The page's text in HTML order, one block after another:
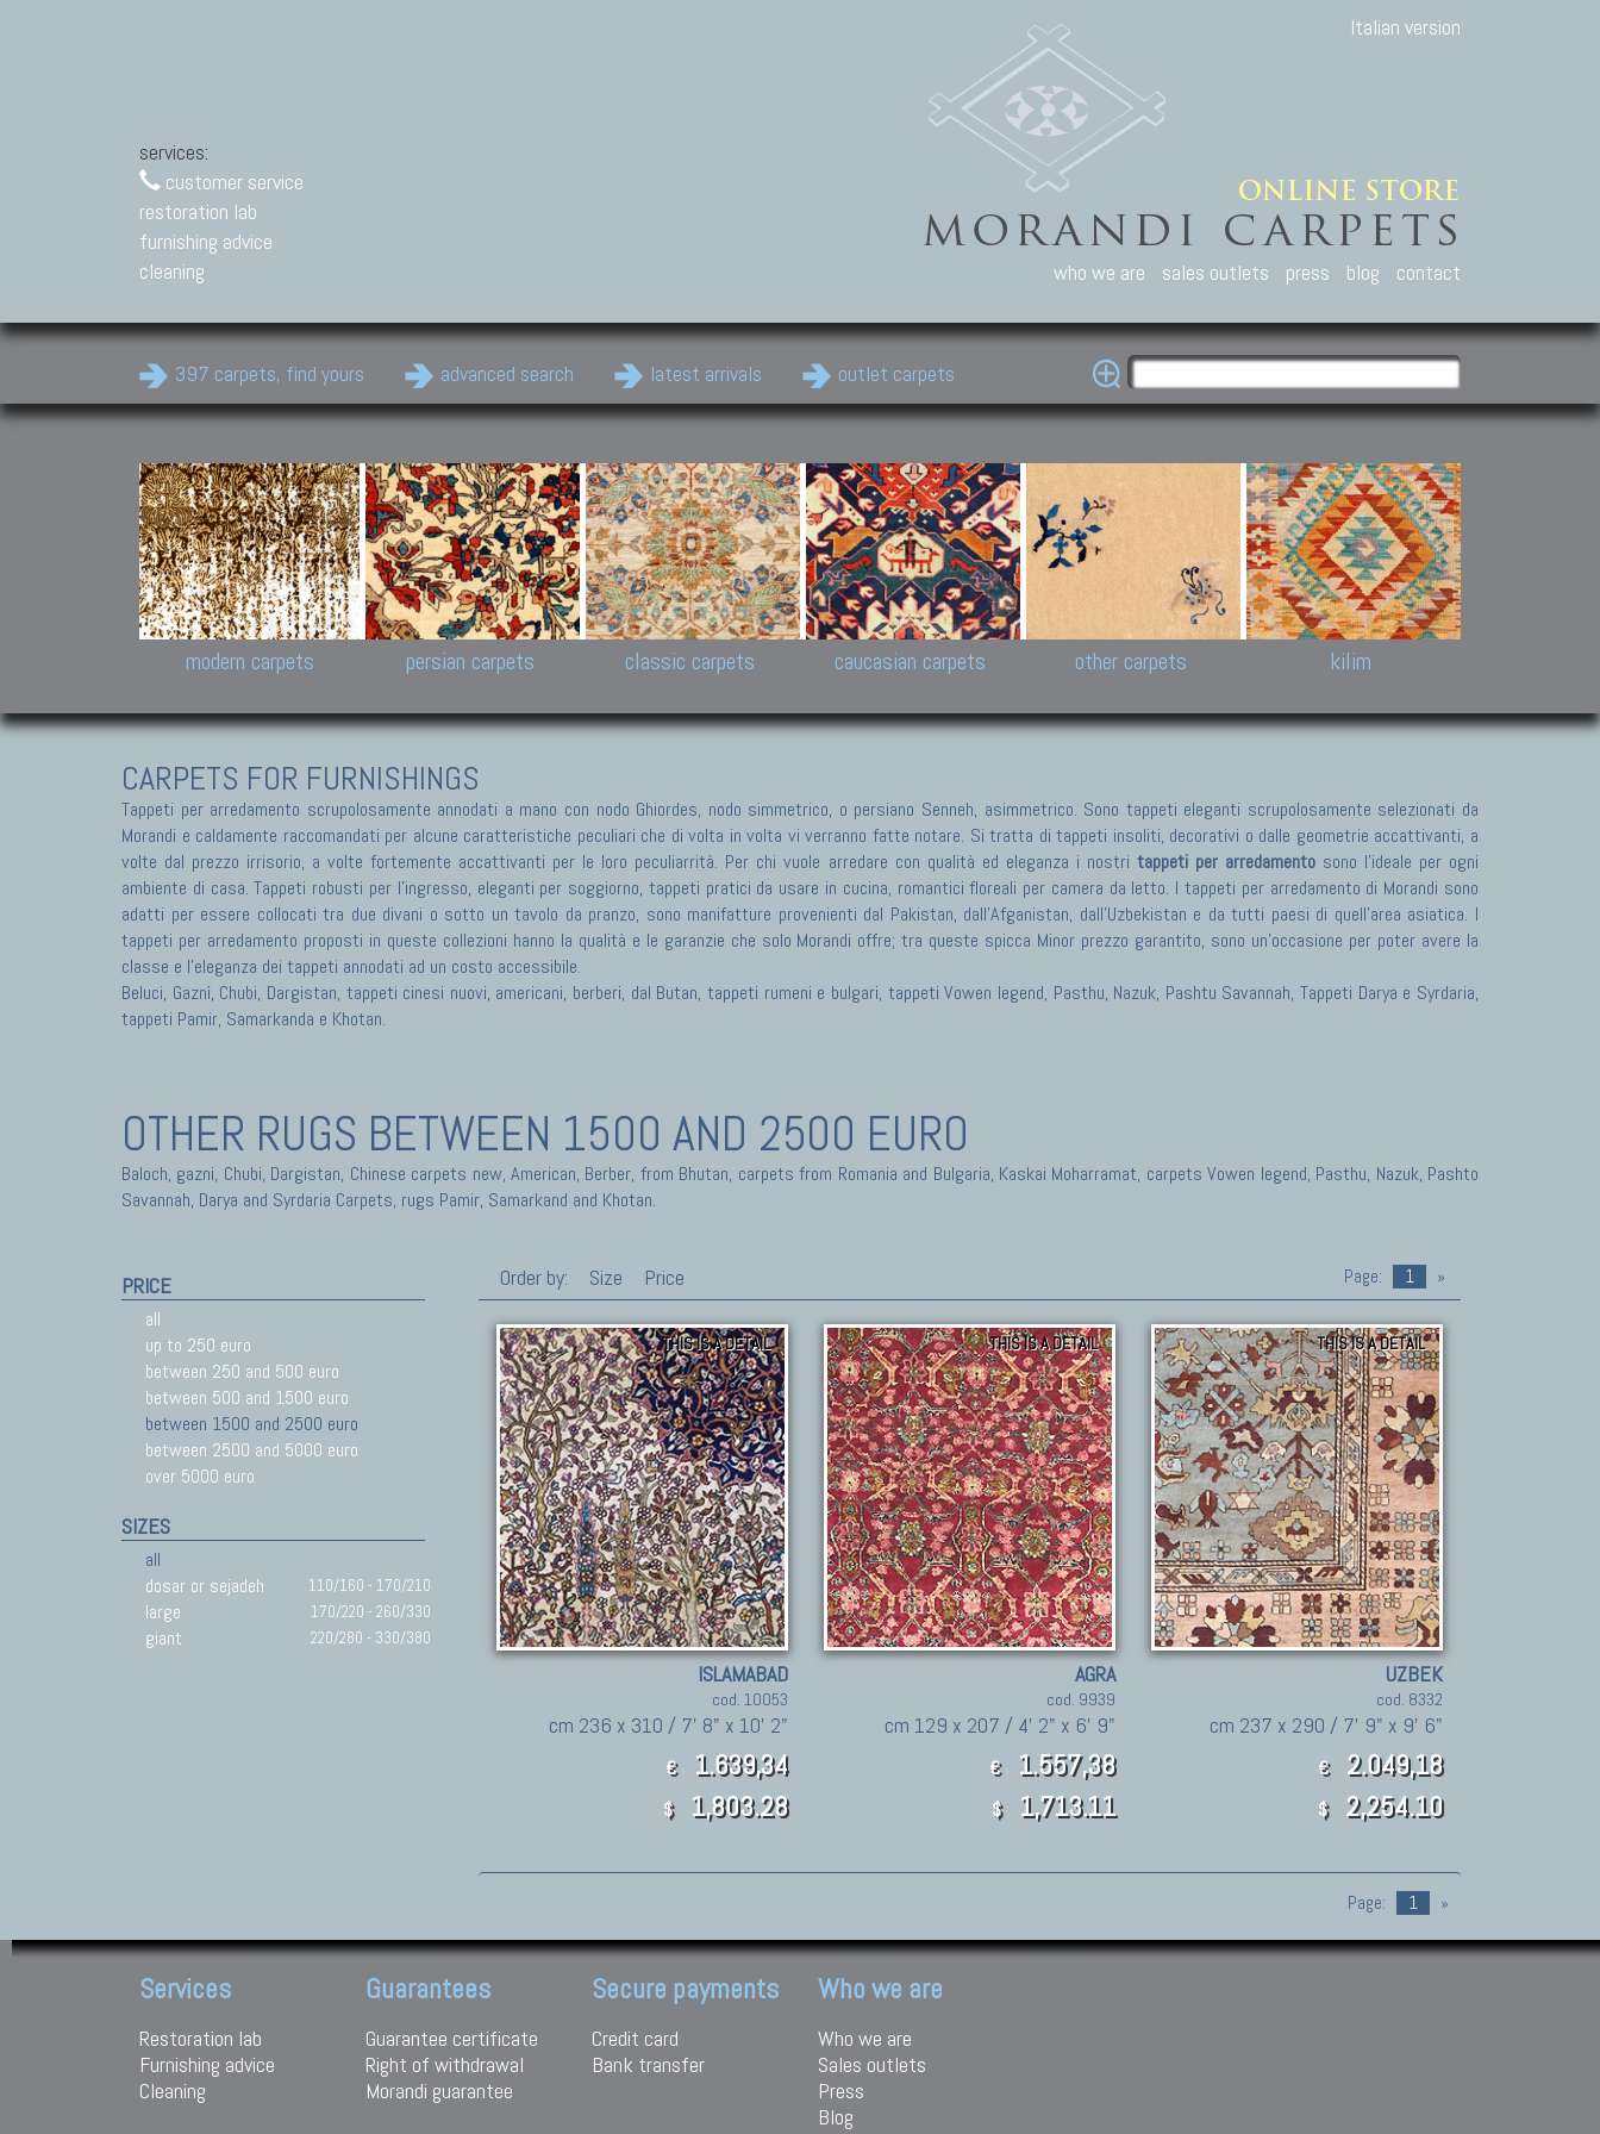
services:
customer service
restoration lab
furnishing advice
cleaning
Italian version
who we are sales outlets press blog contact
397 carpets, find yours advanced search latest arrivals outlet carpets
Modern Carpets
Contemporary modern
carpets.
Design carpets:
Jan Kath, Rug Star, Chuck
Palù. Tibet, Bhadohi, Nepal,
Samsung
and Himalayan Collections
modern carpets
Persian Carpets
Antique Persian carpets,
Old Persian carpets,
New Persian carpets,
Modern Persian carpets
persian carpets
Classic Carpets
Floral carpets, Agra, Zigler,
Uzbek, Herat, Gazni, Pastu,
Peshawar and Hyderabad
Collections,
Pakistan and Afghan
carpets
classic carpets
Caucasian Carpets
Antique Caucasian carpets:
Shirvan, Kuba, Lesghi, Ci-ci.
Kazak and Karabakh rugs
New and old Caucasian
caucasian carpets
Other Carpets
Antique Anatolian carpets.
Old and new Turkish rugs.
Antique Chinese carpets.
Turkmen, Khotan, Bukhara
carpets.
Other antique rugs
other carpets kilim
CARPETS FOR FURNISHINGS
Tappeti per arredamento scrupolosamente annodati a mano con nodo Ghiordes, nodo simmetrico, o persiano Senneh, asimmetrico. Sono tappeti eleganti scrupolosamente selezionati da
Morandi e caldamente raccomandati per alcune caratteristiche peculiari che di volta in volta vi verranno fatte notare. Si tratta di tappeti insoliti, decorativi o dalle geometrie accattivanti, a
volte dal prezzo irrisorio, a volte fortemente accattivanti per le loro peculiarrità. Per chi vuole arredare con qualità ed eleganza i nostri tappeti per arredamentosono l'ideale per ogni
ambiente di casa. Tappeti robusti per l'ingresso, eleganti per soggiorno, tappeti pratici da usare in cucina, romantici floreali per camera da letto. I tappeti per arredamento di Morandi sono
adatti per essere collocati tra due divani o sotto un tavolo da pranzo, sono manifatture provenienti dal Pakistan, dall'Afganistan, dall'Uzbekistan e da tutti paesi di quell'area asiatica. I
tappeti per arredamento proposti in queste collezioni hanno la qualità e le garanzie che solo Morandi offre; tra queste spicca Minor prezzo garantito, sono un'occasione per poter avere la
classe e l'eleganza dei tappeti annodati ad un costo accessibile.
Beluci, Gaznì, Chubi, Dargistan, tappeti cinesi nuovi, americani, berberi, dal Butan, tappeti rumeni e bulgari, tappeti Vowen legend, Pasthu, Nazuk, Pashtu Savannah, Tappeti Darya e Syrdaria,
tappeti Pamir, Samarkanda e Khotan.
OTHER RUGS BETWEEN 1500 AND 2500 EURO
Baloch, gazni, Chubi, Dargistan, Chinese carpets new, American, Berber, from Bhutan, carpets from Romania and Bulgaria, Kaskai Moharramat, carpets Vowen legend, Pasthu, Nazuk, Pashto
Savannah, Darya and Syrdaria Carpets, rugs Pamir, Samarkand and Khotan.
PRICE
all
up to 250 euro
between 250 and 500 euro
between 500 and 1500 euro
between 1500 and 2500 euro
between 2500 and 5000 euro
over 5000 euro
SIZES
all
dosar or sejadeh
110/160 - 170/210
large 170/220 - 260/330
giant 220/280 - 330/380
Order by: Size Price Page: 1 »
THIS IS A DETAIL
ISLAMABAD
cod. 10053
cm 236 x 310 / 7' 8" x 10' 2"
€ 1.639,34
$ 1,803.28
THIS IS A DETAIL
AGRA
cod. 9939
cm 129 x 207 / 4' 2" x 6' 9"
€ 1.557,38
$ 1,713.11
THIS IS A DETAIL
UZBEK
cod. 8332
cm 237 x 290 / 7' 9" x 9' 6"
€ 2.049,18
$ 2,254.10
Page: 1 »
Services
Restoration lab
Furnishing advice
Cleaning
Guarantees
Guarantee certificate
Right of withdrawal
Morandi guarantee
Secure payments
Credit card
Bank transfer
Who we are
Who we are
Sales outlets
Press
Blog